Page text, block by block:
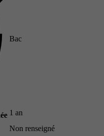
Bac
1 an
Non renseigné